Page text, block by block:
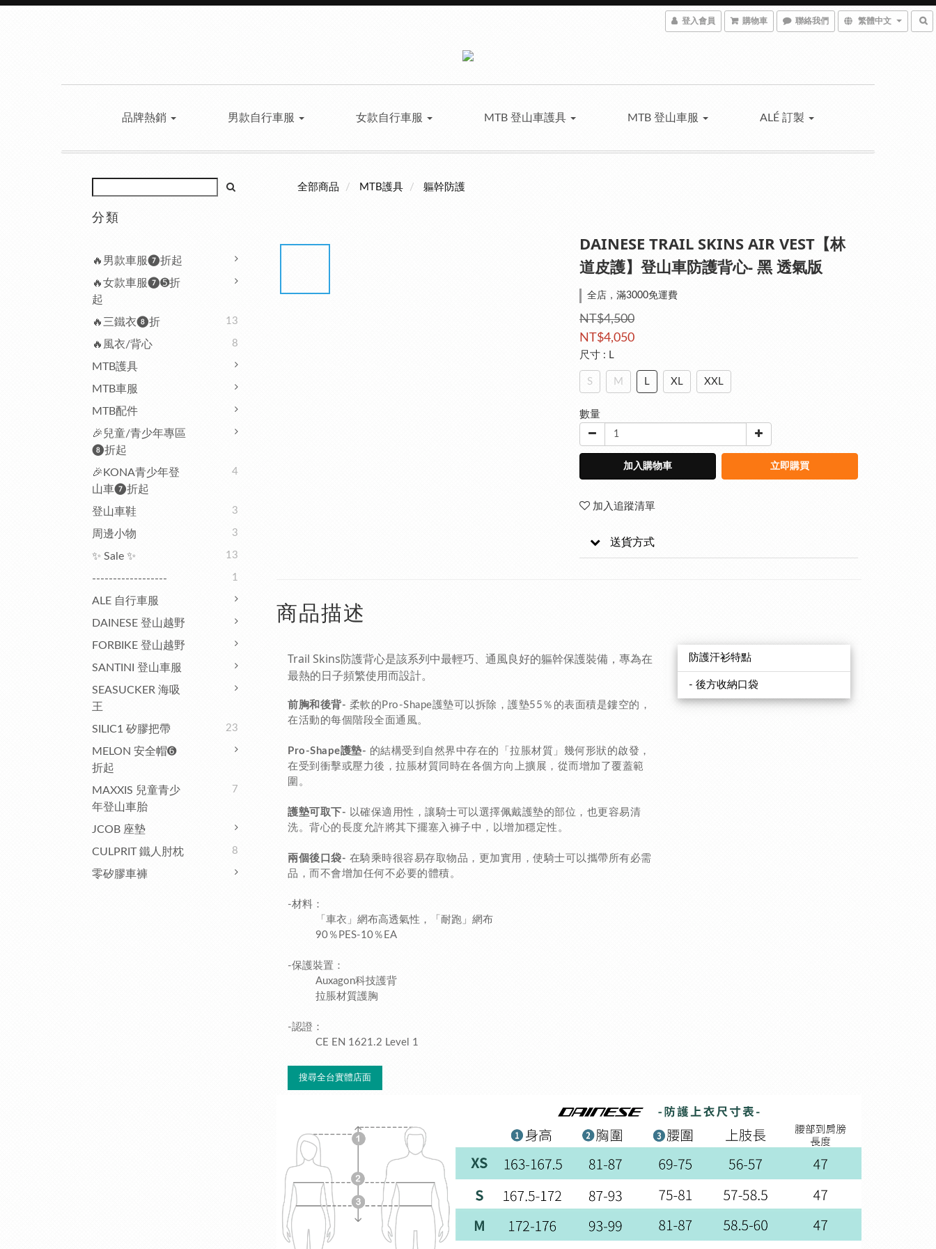
登入會員 購物車 聯絡我們 繁體中文
品牌熱銷 男款自行車服 女款自行車服 MTB 登山車護具 MTB 登山車服 ALÉ 訂製
分類
🔥男款車服❼折起
🔥女款車服❼➎折
起
🔥三鐵衣❽折
13
🔥風衣/背心 8
MTB護具
MTB車服
MTB配件
🎉兒童/青少年專區
❽折起
🎉KONA青少年登
山車❼折起
4
登山車鞋 3
周邊小物 3
✨ Sale ✨ 13
------------------ 1
ALE 自行車服
DAINESE 登山越野
FORBIKE 登山越野
SANTINI 登山車服
SEASUCKER 海吸
王
SILIC1 矽膠把帶
23
MELON 安全帽➏
折起
MAXXIS 兒童青少
年登山車胎
7
JCOB 座墊
CULPRIT 鐵人肘枕
8
零矽膠車褲
全部商品 MTB護具 軀幹防護
DAINESE TRAIL SKINS AIR VEST【林
道皮護】登山車防護背心- 黑 透氣版
全店，滿3000免運費
NT$4,500
NT$4,050
尺寸 : L
S M L XL XXL
數量
加入購物車 立即購買
加入追蹤清單
送貨方式
商品描述
Trail Skins防護背心是該系列中最輕巧、通風良好的軀幹保護裝備，專為在
最熱的日子頻繁使用而設計。
前胸和後背- 柔軟的Pro-Shape護墊可以拆除，護墊55％的表面積是鏤空的，
在活動的每個階段全面通風。
Pro-Shape護墊- 的結構受到自然界中存在的「拉脹材質」幾何形狀的啟發，
在受到衝擊或壓力後，拉脹材質同時在各個方向上擴展，從而增加了覆蓋範
圍。
護墊可取下- 以確保適用性，讓騎士可以選擇佩戴護墊的部位，也更容易清
洗。背心的長度允許將其下擺塞入褲子中，以增加穩定性。
兩個後口袋- 在騎乘時很容易存取物品，更加實用，使騎士可以攜帶所有必需
品，而不會增加任何不必要的體積。
-材料：
「車衣」網布高透氣性，「耐跑」網布
90％PES-10％EA
-保護裝置：
Auxagon科技護背
拉脹材質護胸
-認證：
CE EN 1621.2 Level 1
搜尋全台實體店面
防護汗衫特點
- 後方收納口袋